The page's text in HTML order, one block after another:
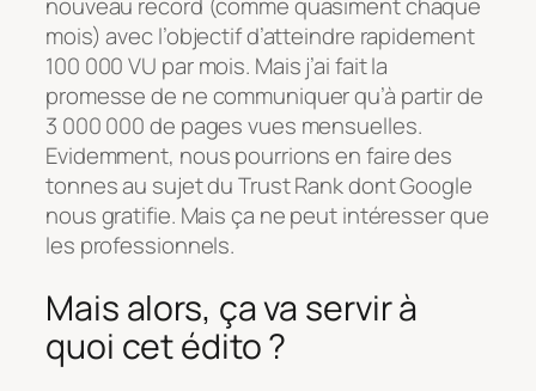
mois) avec l’objectif d’atteindre rapidement
100 000 VU par mois. Mais j’ai fait la
promesse de ne communiquer qu’à partir de
3 000 000 de pages vues mensuelles.
Evidemment, nous pourrions en faire des
tonnes au sujet du Trust Rank dont Google
nous gratifie. Mais ça ne peut intéresser que
les professionnels.
Mais alors, ça va servir à
quoi cet édito ?